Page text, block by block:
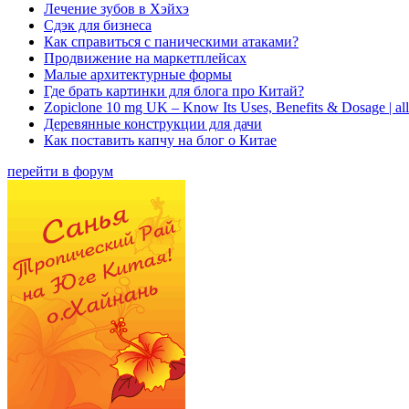
Лечение зубов в Хэйхэ
Сдэк для бизнеса
Как справиться с паническими атаками?
Продвижение на маркетплейсах
Малые архитектурные формы
Где брать картинки для блога про Китай?
Zopiclone 10 mg UK – Know Its Uses, Benefits & Dosage |
Деревянные конструкции для дачи
Как поставить капчу на блог о Китае
перейти в форум